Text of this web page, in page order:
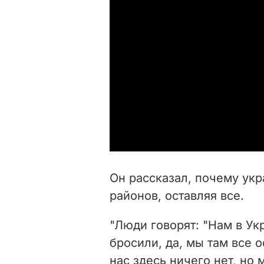
Он рассказал, почему
районов, оставляя все.
"Люди говорят: "Нам в
бросили, да, мы там все
нас здесь ничего нет,